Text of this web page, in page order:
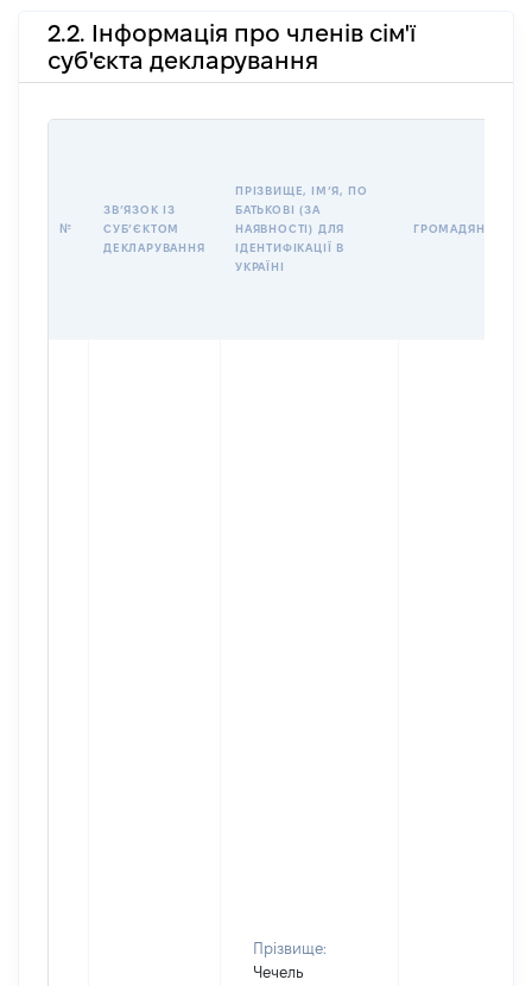
2.2. Інформація про членів сім'ї
суб'єкта декларування
№
ЗВʼЯЗОК ІЗ
СУБʼЄКТОМ
ДЕКЛАРУВАННЯ
ПРІЗВИЩЕ, ІМʼЯ, ПО
БАТЬКОВІ (ЗА
НАЯВНОСТІ) ДЛЯ
ІДЕНТИФІКАЦІЇ В
УКРАЇНІ
ГРОМАДЯНСТВО
Прізвище:
Чечель